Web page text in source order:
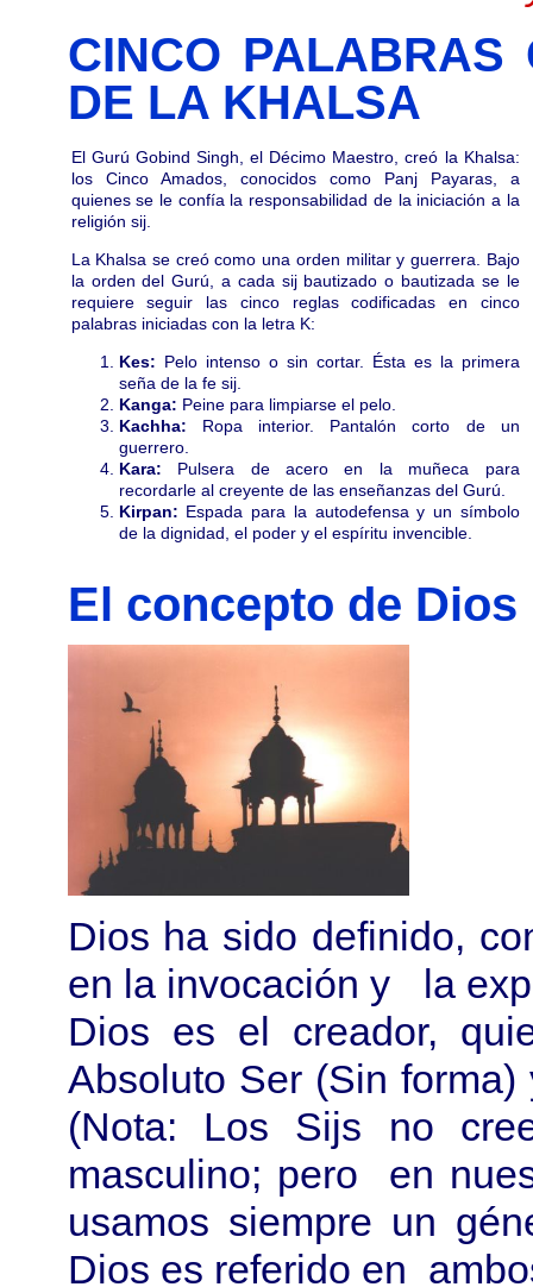
CINCO
DE LA KHALSA
El Gurú Gobind Singh, el Décimo Maestro, creó la Khalsa:
los Cinco Amados, conocidos como Panj Payaras, a
quienes se le confía la responsabilidad de la iniciación a la
religión sij.
La Khalsa se creó como una orden militar y guerrera. Bajo
la orden del Gurú, a cada sij bautizado o bautizada se le
requiere seguir las cinco reglas codificadas en cinco
palabras iniciadas con la letra K:
Kes: Pelo intenso o sin cortar. Ésta es la primera
seña de la fe sij.
Kanga: Peine para limpiarse el pelo.
Kachha: Ropa interior. Pantalón corto de un
guerrero.
Kara: Pulsera de acero en la muñeca para
recordarle al creyente de las enseñanzas del Gurú.
Kirpan: Espada para la autodefensa y un símbolo
de la dignidad, el poder y el espíritu invencible.
El concepto de Dios
Dios ha sido definido,
en la invocación y la
Dios es el creador,
Absoluto Ser (Sin
(Nota: Los Sijs no
masculino; pero en
usamos siempre un
Dios es referido en